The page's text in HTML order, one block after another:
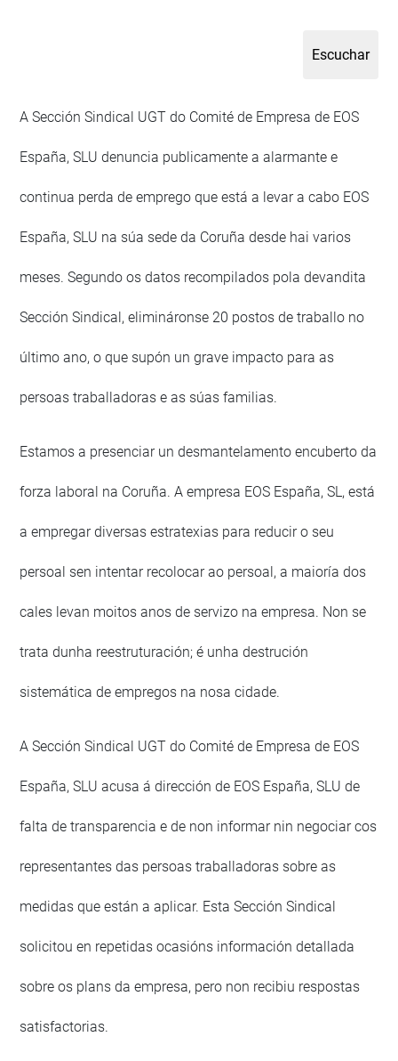
A Sección Sindical UGT do Comité de Empresa de EOS
España, SLU denuncia publicamente a alarmante e
continua perda de emprego que está a levar a cabo EOS
España, SLU na súa sede da Coruña desde hai varios
meses. Segundo os datos recompilados pola devandita
Sección Sindical, elimináronse 20 postos de traballo no
último ano, o que supón un grave impacto para as
persoas traballadoras e as súas familias.
Estamos a presenciar un desmantelamento encuberto da
forza laboral na Coruña. A empresa EOS España, SL, está
a empregar diversas estratexias para reducir o seu
persoal sen intentar recolocar ao persoal, a maioría dos
cales levan moitos anos de servizo na empresa. Non se
trata dunha reestruturación; é unha destrución
sistemática de empregos na nosa cidade.
A Sección Sindical UGT do Comité de Empresa de EOS
España, SLU acusa á dirección de EOS España, SLU de
falta de transparencia e de non informar nin negociar cos
representantes das persoas traballadoras sobre as
medidas que están a aplicar. Esta Sección Sindical
solicitou en repetidas ocasións información detallada
sobre os plans da empresa, pero non recibiu respostas
satisfactorias.